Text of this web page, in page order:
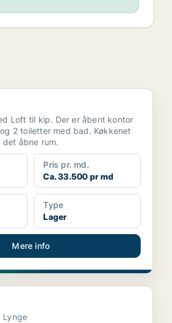
Der er åbent kontor
2 toiletter med bad. Køkkenet
åbne rum.
Pris pr. md.
Ca. 33.500 pr md
Type
Lager
Mere info
Lynge